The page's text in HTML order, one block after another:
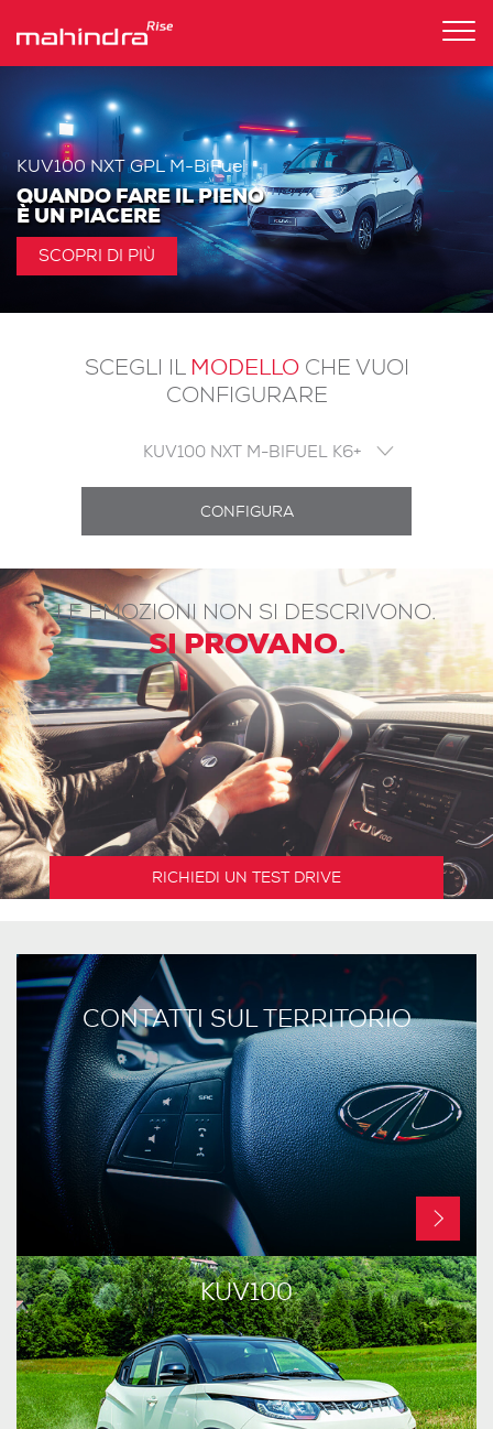
KUV100 NXT GPL M-BiFuel
QUANDO FARE IL PIENO
È UN PIACERE
SCOPRI DI PIÙ
SCEGLI IL MODELLOCHE VUOI
CONFIGURARE
KUV100 NXT M-BIFUEL K6+
LE EMOZIONI NON SI DESCRIVONO.
SI PROVANO.
RICHIEDI UN TEST DRIVE
CONTATTI SUL TERRITORIO
KUV100